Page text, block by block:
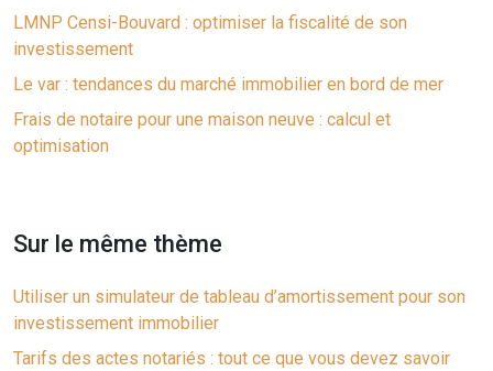
LMNP Censi-Bouvard : optimiser la fiscalité de son
investissement
Le var : tendances du marché immobilier en bord de mer
Frais de notaire pour une maison neuve : calcul et
optimisation
Sur le même thème
Utiliser un simulateur de tableau d’amortissement pour son
investissement immobilier
Tarifs des actes notariés : tout ce que vous devez savoir